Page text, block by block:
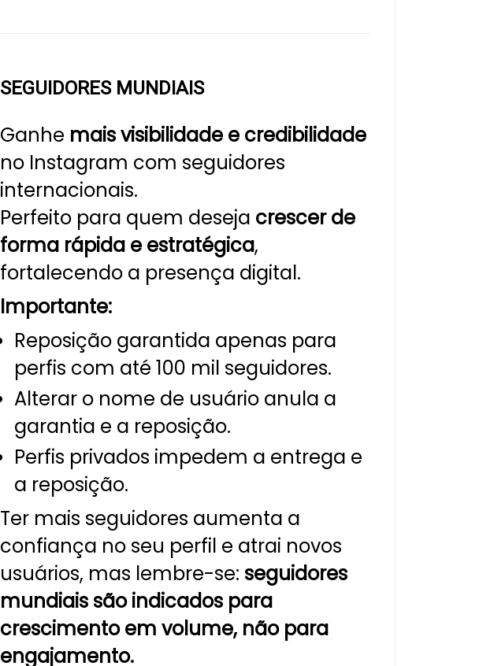
SEGUIDORES MUNDIAIS
Ganhe mais visibilidade e credibilidade
no Instagram com seguidores
internacionais.
Perfeito para quem deseja crescer de
forma rápida e estratégica,
fortalecendo a presença digital.
Importante:
Reposição garantida apenas para
perfis com até 100 mil seguidores.
Alterar o nome de usuário anula a
garantia e a reposição.
Perfis privados impedem a entrega e
a reposição.
Ter mais seguidores aumenta a
confiança no seu perfil e atrai novos
usuários, mas lembre-se: seguidores
mundiais são indicados para
crescimento em volume, não para
engajamento.